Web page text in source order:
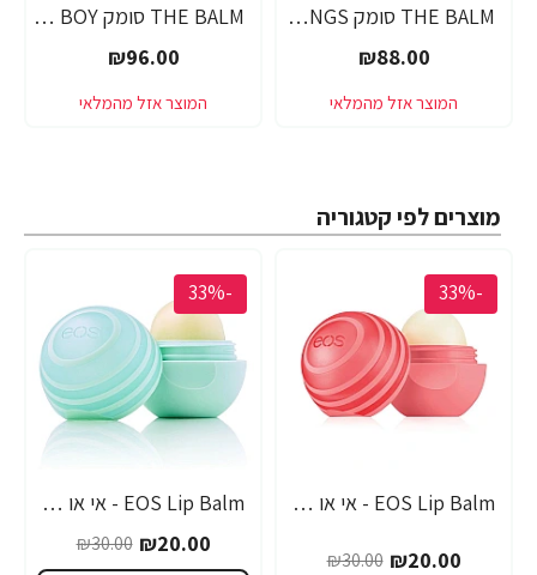
THE BALM סומק BALM SPRINGS
₪88.00
THE BALM סומק FRAT BOY
₪96.00
מוצרים לפי קטגוריה
-33%
EOS Lip Balm - אי או אס SPF-30 שפתון לחות בטעם אשכוליות - בבית EOS
₪20.00
₪30.00
-33%
EOS Lip Balm - אי או אס SPF-30 שפתון לחות עם אלוורה - בבית EOS
₪20.00
₪30.00